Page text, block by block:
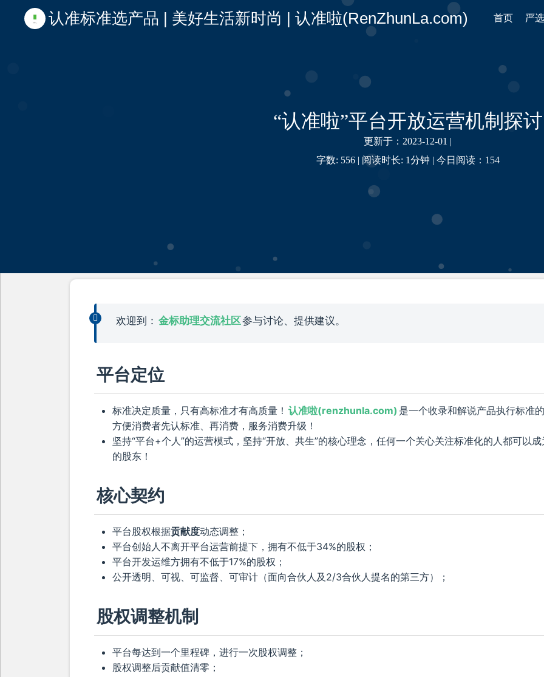
认准标准选产品 | 美好生活新时尚 | 认准啦(RenZhunLa.com) 首页 严
“认准啦”平台开放运营机制探讨
更新于：2023-12-01 |
字数: 556 | 阅读时长: 1分钟 | 今日阅读： 154
欢迎到： 金标助理交流社区参与讨论、提供建议。
平台定位
标准决定质量，只有高标准才有高质量！ 认准啦(renzhunla.com) 是一个收录和解说产品执行标准
方便消费者先认标准、再消费，服务消费升级！
坚持“平台+个人”的运营模式，坚持“开放、共生”的核心理念，任何一个关心关注标准化的人都可以
的股东！
核心契约
平台股权根据贡献度动态调整；
平台创始人不离开平台运营前提下，拥有不低于34%的股权；
平台开发运维方拥有不低于17%的股权；
公开透明、可视、可监督、可审计（面向合伙人及2/3合伙人提名的第三方）；
股权调整机制
平台每达到一个里程碑，进行一次股权调整；
股权调整后贡献值清零；